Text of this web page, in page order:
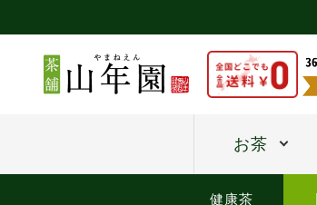
お茶
健康茶